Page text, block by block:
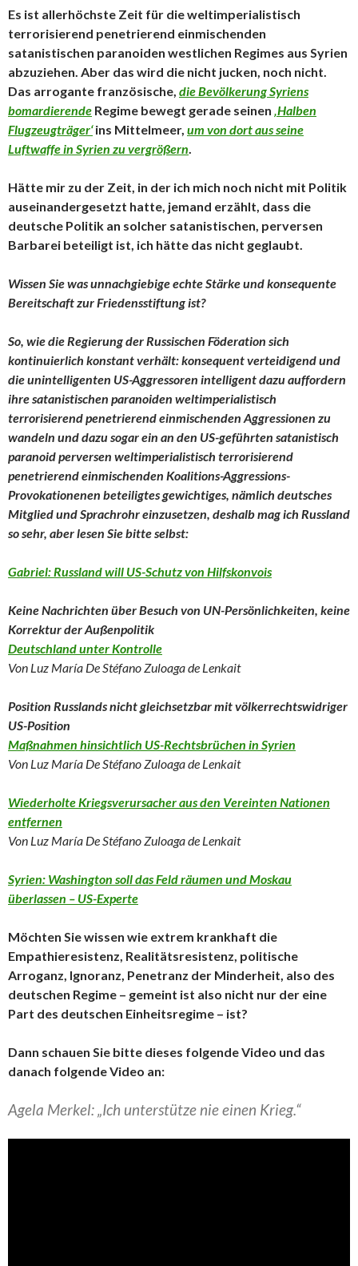
Es ist allerhöchste Zeit für die weltimperialistisch
terrorisierend penetrierend einmischenden
satanistischen paranoiden westlichen Regimes aus Syrien
abzuziehen. Aber das wird die nicht jucken, noch nicht.
Das arrogante französische, die Bevölkerung Syriens
bomardierende Regime bewegt gerade seinen ‚Halben
Flugzeugträger‘ins Mittelmeer, um von dort aus seine
Luftwaffe in Syrien zu vergrößern.
Hätte mir zu der Zeit, in der ich mich noch nicht mit Politik
auseinandergesetzt hatte, jemand erzählt, dass die
deutsche Politik an solcher satanistischen, perversen
Barbarei beteiligt ist, ich hätte das nicht geglaubt.
Wissen Sie was unnachgiebige echte Stärke und konsequente
Bereitschaft zur Friedensstiftung ist?
So, wie die Regierung der Russischen Föderation sich
kontinuierlich konstant verhält: konsequent verteidigend und
die unintelligenten US-Aggressoren intelligent dazu auffordern
ihre satanistischen paranoiden weltimperialistisch
terrorisierend penetrierend einmischenden Aggressionen zu
wandeln und dazu sogar ein an den US-geführten satanistisch
paranoid perversen weltimperialistisch terrorisierend
penetrierend einmischenden Koalitions-Aggressions-
Provokationenen beteiligtes gewichtiges, nämlich deutsches
Mitglied und Sprachrohr einzusetzen, deshalb mag ich Russland
so sehr, aber lesen Sie bitte selbst:
Gabriel: Russland will US-Schutz von Hilfskonvois
Keine Nachrichten über Besuch von UN-Persönlichkeiten, keine
Korrektur der Außenpolitik
Deutschland unter Kontrolle
Von Luz María De Stéfano Zuloaga de Lenkait
Position Russlands nicht gleichsetzbar mit völkerrechtswidriger
US-Position
Maßnahmen hinsichtlich US-Rechtsbrüchen in Syrien
Von Luz María De Stéfano Zuloaga de Lenkait
Wiederholte Kriegsverursacher aus den Vereinten Nationen
entfernen
Von Luz María De Stéfano Zuloaga de Lenkait
Syrien: Washington soll das Feld räumen und Moskau
überlassen – US-Experte
Möchten Sie wissen wie extrem krankhaft die
Empathieresistenz, Realitätsresistenz, politische
Arroganz, Ignoranz, Penetranz der Minderheit, also des
deutschen Regime – gemeint ist also nicht nur der eine
Part des deutschen Einheitsregime – ist?
Dann schauen Sie bitte dieses folgende Video und das
danach folgende Video an:
Agela Merkel: „Ich unterstütze nie einen Krieg.“